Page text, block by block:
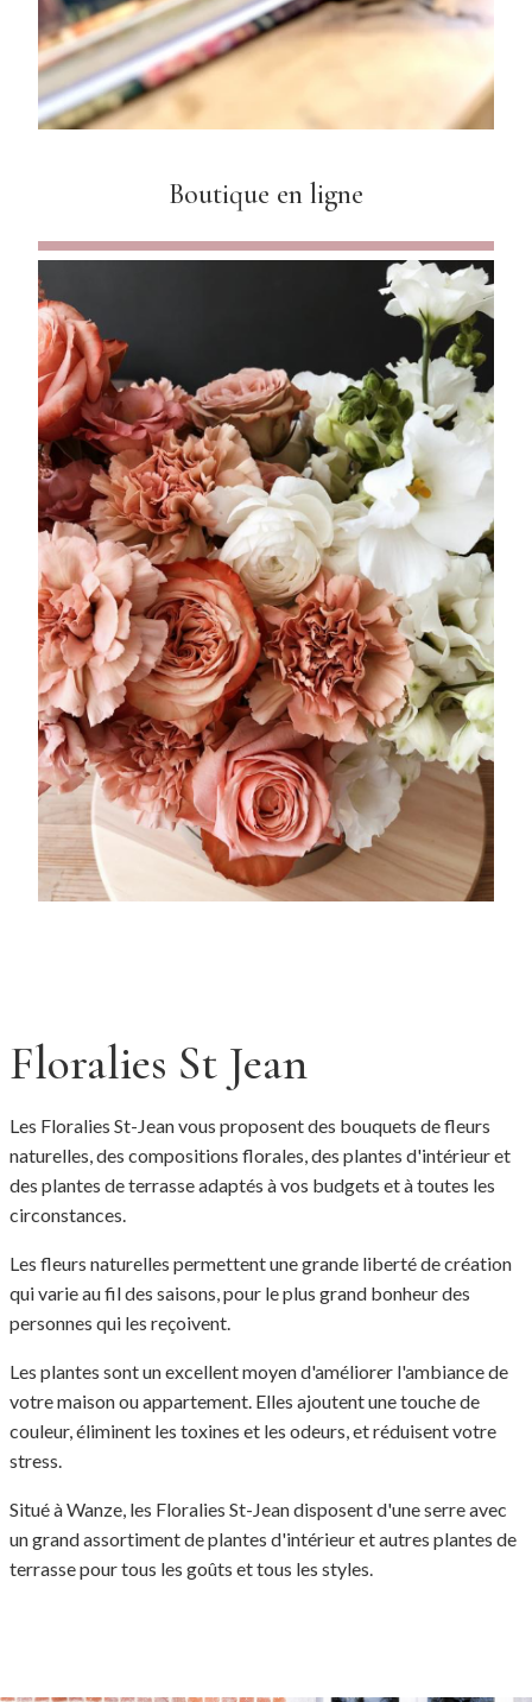
Boutique en ligne
Floralies St Jean
Les Floralies St-Jean vous proposent des bouquets de fleurs
naturelles, des compositions florales, des plantes d'intérieur et
des plantes de terrasse adaptés à vos budgets et à toutes les
circonstances.
Les fleurs naturelles permettent une grande liberté de création
qui varie au fil des saisons, pour le plus grand bonheur des
personnes qui les reçoivent.
Les plantes sont un excellent moyen d'améliorer l'ambiance de
votre maison ou appartement. Elles ajoutent une touche de
couleur, éliminent les toxines et les odeurs, et réduisent votre
stress.
Situé à Wanze, les Floralies St-Jean disposent d'une serre avec
un grand assortiment de plantes d'intérieur et autres plantes de
terrasse pour tous les goûts et tous les styles.